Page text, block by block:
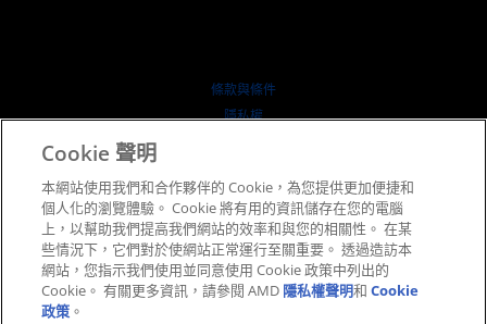
條款與條件
隱私權
公平公開競爭
英國稅務策略
Cookie 政策
Cookie 設定
Cookie 聲明
本網站使用我們和合作夥伴的 Cookie，為您提供更加便捷和
個人化的瀏覽體驗。 Cookie 將有用的資訊儲存在您的電腦
上，以幫助我們提高我們網站的效率和與您的相關性。 在某
些情況下，它們對於使網站正常運行至關重要。 透過造訪本
網站，您指示我們使用並同意使用 Cookie 政策中列出的
Cookie。 有關更多資訊，請參閱 AMD 隱私權聲明和Cookie
政策 。